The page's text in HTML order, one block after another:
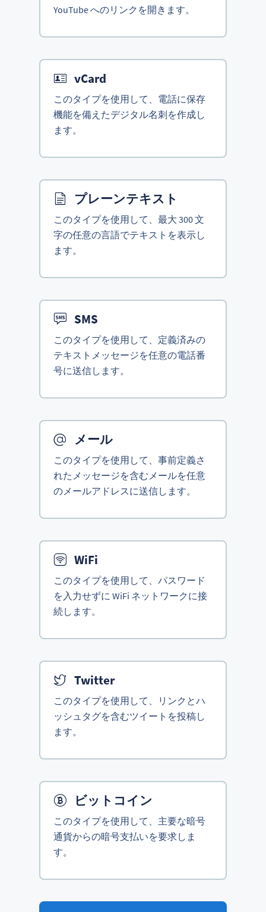
YouTube へのリンクを開きます。
vCard
このタイプを使用して、電話に保存
機能を備えたデジタル名刺を作成し
ます。
プレーンテキスト
このタイプを使用して、最大 300 文
字の任意の言語でテキストを表示し
ます。
SMS
このタイプを使用して、定義済みの
テキストメッセージを任意の電話番
号に送信します。
メール
このタイプを使用して、事前定義さ
れたメッセージを含むメールを任意
のメールアドレスに送信します。
WiFi
このタイプを使用して、パスワード
を入力せずに WiFi ネットワークに接
続します。
Twitter
このタイプを使用して、リンクとハ
ッシュタグを含むツイートを投稿し
ます。
ビットコイン
このタイプを使用して、主要な暗号
通貨からの暗号支払いを要求しま
す。